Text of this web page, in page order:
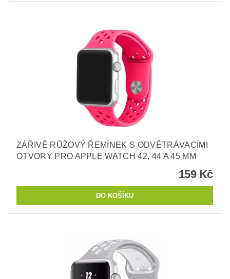
ZÁŘIVĚ RŮŽOVÝ ŘEMÍNEK S ODVĚTRÁVACÍMI
OTVORY PRO APPLE WATCH 42, 44 A 45 MM
159 Kč